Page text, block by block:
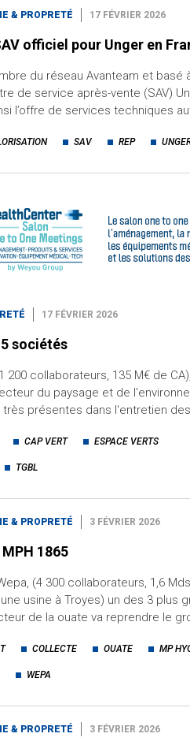
& PROPRETÉ 17 FÉVRIER 2026
officiel pour Unger en
du réseau Avanteam et basé
de service après-vente (SAV)
l’offre de services techniques
SAV REP
17 FÉVRIER 2026
sociétés
200 collaborateurs, 135 M€ de
du paysage et de
présentes dans l'entretien
CAP VERT ESPACE VERTS
TGBL
& PROPRETÉ 3 FÉVRIER 2026
1865
(4 300 collaborateurs, 1,6
usine à Troyes) un des 3 plus
de la ouate va reprendre le
COLLECTE OUATE MP
WEPA
& PROPRETÉ 3 FÉVRIER 2026